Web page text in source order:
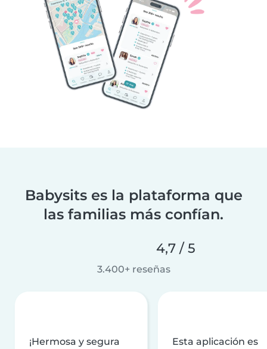
Babysits es la plataforma que
las familias más confían.
4,7 / 5
3.400+ reseñas
¡Hermosa y segura
Esta aplicación es